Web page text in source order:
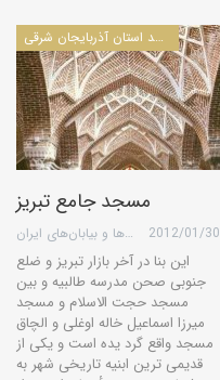
مساجد استان آذربايجان شرقی
مسجد جامع تبريز
گروه کویرها و بیابان‌های ایران 2012/01/30
این بنا در آخر بازار تبریز و ضلع
جنوبی صحن مدرسه طالبیه و بین
مسجد حجت الاسلام و مسجد
میرزا اسماعیل خاله اوغلی و الچاق
مسجد واقع گرد یده است و یکی از
قدیمی ترین ابنیه تاریخی شهر به